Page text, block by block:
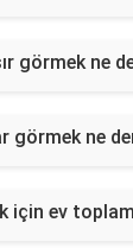
görmek ne
görmek ne
için ev